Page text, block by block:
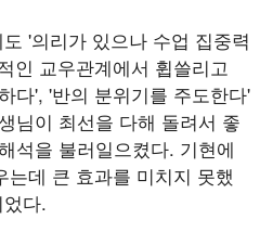
'의리가 있으나 수업 집중력
인 교우관계에서 휩쓸리고
다', '반의 분위기를 주도한다'
님이 최선을 다해 돌려서 좋
석을 불러일으켰다. 기현에
데 큰 효과를 미치지 못했
다.